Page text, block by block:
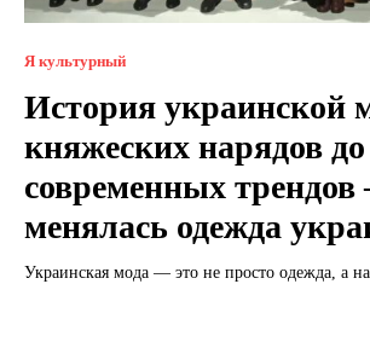
Я культурный
История украинской
княжеских нарядов до
современных трендов
менялась одежда
Украинская мода — это не просто одежда, а